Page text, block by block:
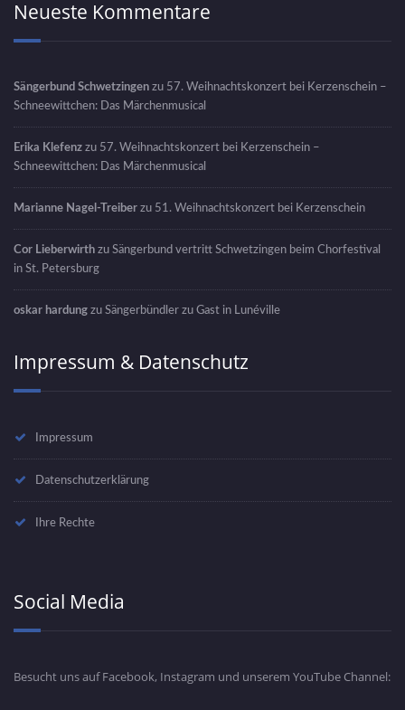
Neueste Kommentare
Sängerbund Schwetzingen zu 57. Weihnachtskonzert bei Kerzenschein –
Schneewittchen: Das Märchenmusical
Erika Klefenz zu 57. Weihnachtskonzert bei Kerzenschein –
Schneewittchen: Das Märchenmusical
Marianne Nagel-Treiber zu 51. Weihnachtskonzert bei Kerzenschein
Cor Lieberwirth zu Sängerbund vertritt Schwetzingen beim Chorfestival
in St. Petersburg
oskar hardung zu Sängerbündler zu Gast in Lunéville
Impressum & Datenschutz
Impressum
Datenschutzerklärung
Ihre Rechte
Social Media
Besucht uns auf Facebook, Instagram und unserem YouTube Channel: